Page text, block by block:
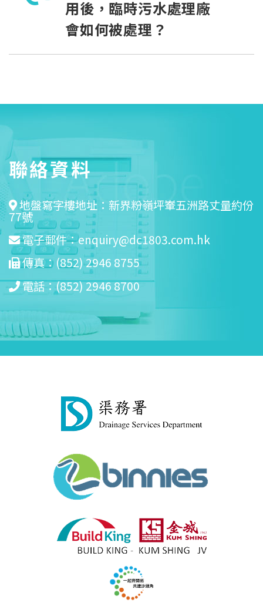
用後，臨時污水處理廠
會如何被處理？
聯絡資料
地盤寫字樓地址：新界粉嶺坪輋五洲路丈量約份
77號
電子郵件：enquiry@dc1803.com.hk
傳真：(852) 2946 8755
電話：(852) 2946 8700